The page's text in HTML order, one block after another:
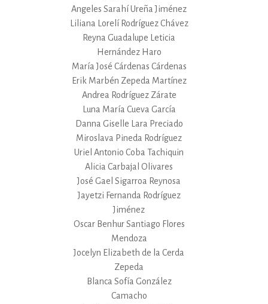
Angeles Sarahí Ureña Jiménez
Liliana Lorelí Rodríguez Chávez
Reyna Guadalupe Leticia
Hernández Haro
María José Cárdenas Cárdenas
Erik Marbén Zepeda Martínez
Andrea Rodríguez Zárate
Luna María Cueva García
Danna Giselle Lara Preciado
Miroslava Pineda Rodríguez
Uriel Antonio Coba Tachiquin
Alicia Carbajal Olivares
José Gael Sigarroa Reynosa
Jayetzi Fernanda Rodríguez
Jiménez
Oscar Benhur Santiago Flores
Mendoza
Jocelyn Elizabeth de la Cerda
Zepeda
Blanca Sofía González
Camacho